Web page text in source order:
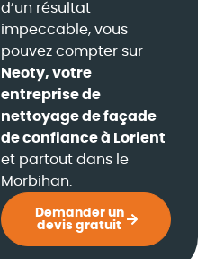
d’un résultat
impeccable, vous
pouvez compter sur
Neoty, votre
entreprise de
nettoyage de façade
de confiance à Lorient
et partout dans le
Morbihan.
Demander un
devis gratuit